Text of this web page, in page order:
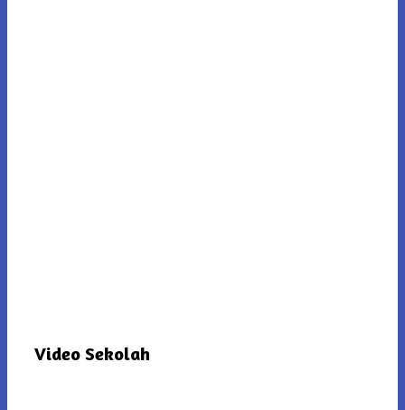
Video Sekolah